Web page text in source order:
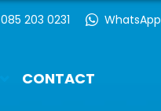
085 203 0231 WhatsApp
CONTACT